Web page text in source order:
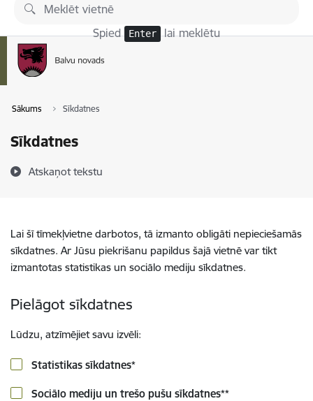
Pāriet uz lapas saturu
Spied Enter lai meklētu
Sākums Sīkdatnes
Sīkdatnes
Atskaņot tekstu
Lai šī tīmekļvietne darbotos, tā izmanto obligāti nepieciešamās
sīkdatnes. Ar Jūsu piekrišanu papildus šajā vietnē var tikt
izmantotas statistikas un sociālo mediju sīkdatnes.
Pielāgot sīkdatnes
Lūdzu, atzīmējiet savu izvēli:
Statistikas sīkdatnes*
Sociālo mediju un trešo pušu sīkdatnes**